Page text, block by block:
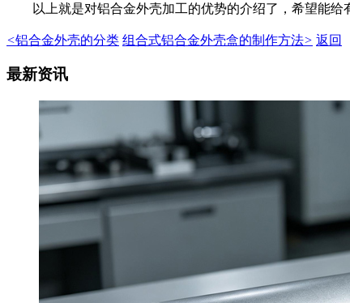
以上就是对铝合金外壳加工的优势的介绍了，希望能给
<铝合金外壳的分类 组合式铝合金外壳盒的制作方法> 返回
最新资讯